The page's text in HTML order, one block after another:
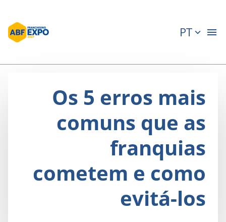
PT
Os 5 erros mais
comuns que as
franquias
cometem e como
evitá-los